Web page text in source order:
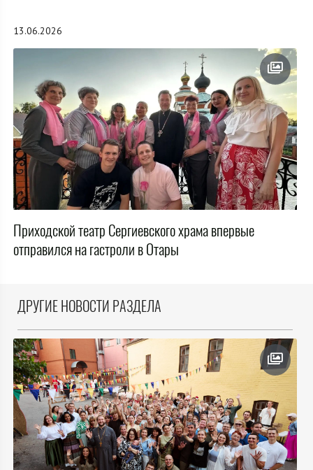
13.06.2026
Приходской театр Сергиевского храма впервые
отправился на гастроли в Отары
ДРУГИЕ НОВОСТИ РАЗДЕЛА